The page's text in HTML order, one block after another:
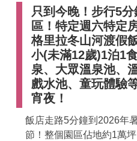
好康優惠
最新消息
最新留言
商家合作
只到今晚！步行5
區！特定週六特定
格里拉冬山河渡假
小(未滿12歲)1泊1
泉、大眾溫泉池、
戲水池、童玩體驗
宵夜！
飯店走路5分鐘到2026年
節！整個園區佔地約1萬